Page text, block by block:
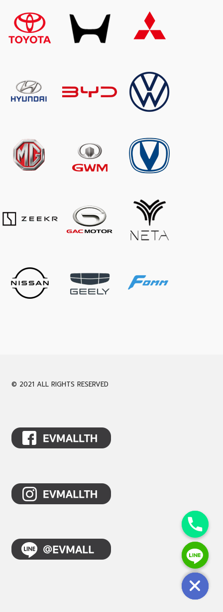
© 2021 ALL RIGHTS RESERVED